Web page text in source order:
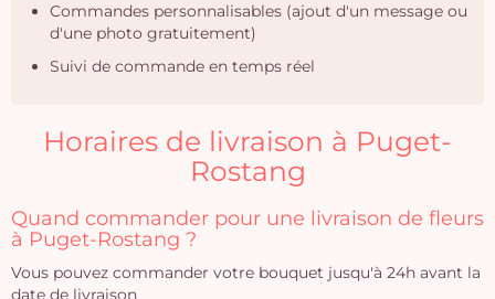
Commandes personnalisables (ajout d'un message ou
d'une photo gratuitement)
Suivi de commande en temps réel
Horaires de livraison à Puget-
Rostang
Quand commander pour une livraison de fleurs
à Puget-Rostang ?
Vous pouvez commander votre bouquet jusqu'à 24h avant la
date de livraison